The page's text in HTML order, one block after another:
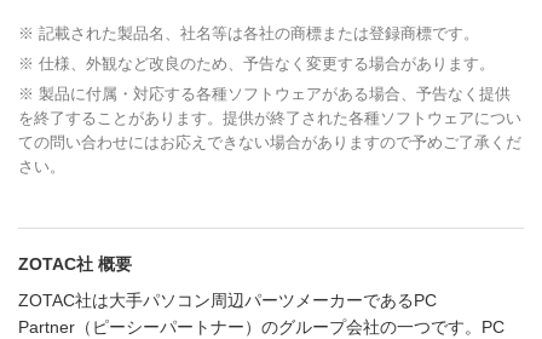
※ 記載された製品名、社名等は各社の商標または登録商標です。
※ 仕様、外観など改良のため、予告なく変更する場合があります。
※ 製品に付属・対応する各種ソフトウェアがある場合、予告なく提供
を終了することがあります。提供が終了された各種ソフトウェアについ
ての問い合わせにはお応えできない場合がありますので予めご了承くだ
さい。
ZOTAC社 概要
ZOTAC社は大手パソコン周辺パーツメーカーであるPC
Partner（ピーシーパートナー）のグループ会社の一つです。PC